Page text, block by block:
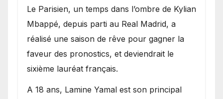
Le Parisien, un temps dans l’ombre de Kylian
Mbappé, depuis parti au Real Madrid, a
réalisé une saison de rêve pour gagner la
faveur des pronostics, et deviendrait le
sixième lauréat français.
A 18 ans, Lamine Yamal est son principal